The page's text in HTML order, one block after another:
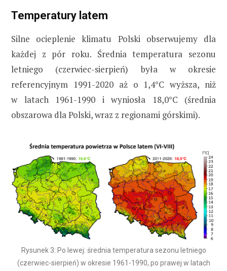
Temperatury latem
Silne ocieplenie klimatu Polski obserwujemy dla
każdej z pór roku. Średnia temperatura sezonu
letniego (czerwiec-sierpień) była w okresie
referencyjnym 1991-2020 aż o 1,4°C wyższa, niż
w latach 1961-1990 i wyniosła 18,0°C (średnia
obszarowa dla Polski, wraz z regionami górskimi).
Rysunek 3: Po lewej: średnia temperatura sezonu letniego
(czerwiec-sierpień) w okresie 1961-1990, po prawej w latach